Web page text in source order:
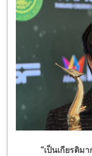
“เป็นเกียรติมาก